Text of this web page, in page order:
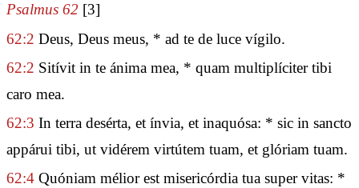
Psalmus 62 [3]
62:2 Deus, Deus meus, * ad te de luce vígilo.
62:2 Sitívit in te ánima mea, * quam multiplíciter tibi
caro mea.
62:3 In terra desérta, et ínvia, et inaquósa: * sic in sancto
appárui tibi, ut vidérem virtútem tuam, et glóriam tuam.
62:4 Quóniam mélior est misericórdia tua super vitas: *